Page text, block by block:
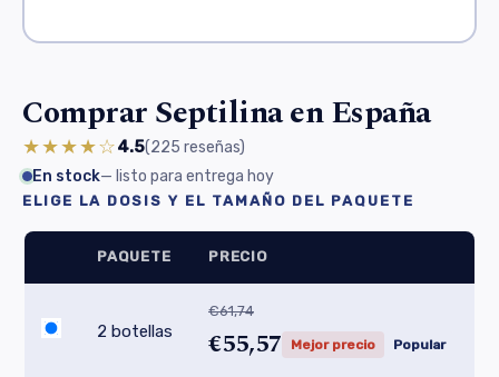
Comprar Septilina en España
★★★★☆4.5(225 reseñas)
En stock— listo para entrega hoy
ELIGE LA DOSIS Y EL TAMAÑO DEL PAQUETE
PAQUETE PRECIO
2 botellas
€61,74
€55,57 Mejor precio Popular